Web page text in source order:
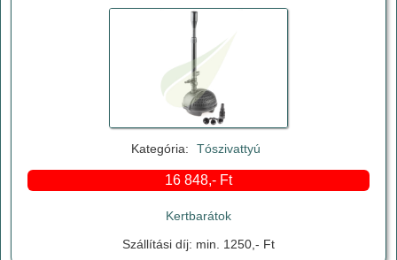
Kategória: Tószivattyú
16 848,- Ft
Kertbarátok
Szállítási díj: min. 1250,- Ft